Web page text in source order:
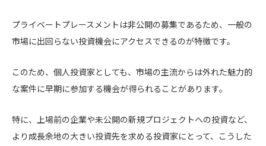
プライベートプレースメントは非公開の募集であるため、一般の
市場に出回らない投資機会にアクセスできるのが特徴です。
このため、個人投資家としても、市場の主流からは外れた魅力的
な案件に早期に参加する機会が得られることがあります。
特に、上場前の企業や未公開の新規プロジェクトへの投資など、
より成長余地の大きい投資先を求める投資家にとって、こうした